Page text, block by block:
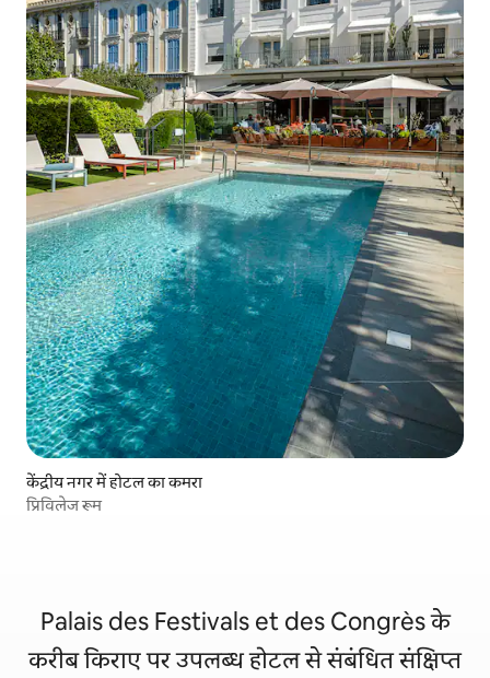
केंद्रीय नगर में होटल का कमरा
प्रिविलेज रूम
Palais des Festivals et des Congrès के
करीब किराए पर उपलब्ध होटल से संबंधित संक्षिप्त